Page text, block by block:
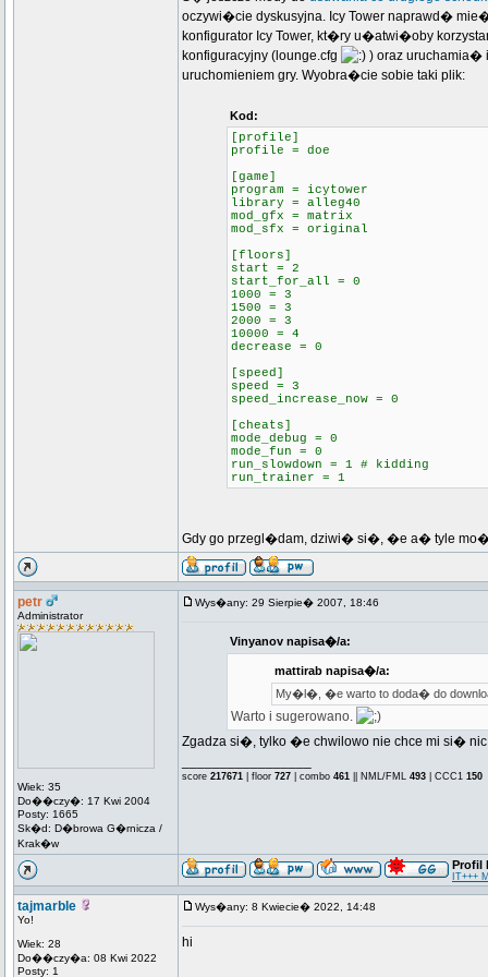
oczywi�cie dyskusyjna. Icy Tower naprawd�
konfigurator Icy Tower, kt�ry u�atwi�oby
konfiguracyjny (lounge.cfg
) oraz uruchamia�
uruchomieniem gry. Wyobra�cie sobie taki plik:
Kod:
[profile]
profile = doe
[game]
program = icytower
library = alleg40
mod_gfx = matrix
mod_sfx = original
[floors]
start = 2
start_for_all = 0
1000 = 3
1500 = 3
2000 = 3
10000 = 4
decrease = 0
[speed]
speed = 3
speed_increase_now = 0
[cheats]
mode_debug = 0
mode_fun = 0
run_slowdown = 1 # kidding
run_trainer = 1
Gdy go przegl�dam, dziwi� si�, �e a� tyle
petr
Administrator
Wiek: 35
Do��czy�: 17 Kwi 2004
Posty: 1665
Sk�d: D�browa G�rnicza /
Krak�w
Wys�any: 29 Sierpie� 2007, 18:46
Vinyanov napisa�/a:
mattirab napisa�/a:
My�l�, �e warto to doda� do
Warto i sugerowano.
Zgadza si�, tylko �e chwilowo nie chce mi si�
score 217671 | floor 727 | combo 461 || NML/FML 493 | CCC1 150
Profil
IT+++
tajmarble
Yo!
Wiek: 28
Do��czy�a: 08 Kwi 2022
Posty: 1
Wys�any: 8 Kwiecie� 2022, 14:48
hi